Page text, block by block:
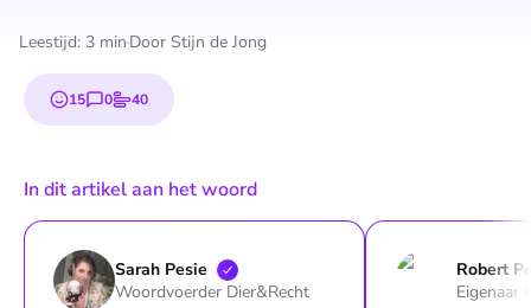
Leestijd: 3 min Door Stijn de Jong
15
emojis0
reacties
40
stemmen
In dit artikel aan het woord
Sarah Pesie
Woordvoerder Dier&Recht
Robert
Eigenaar